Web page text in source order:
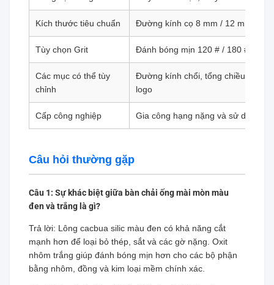
Kích thước tiêu chuẩn Đường kính cọ 8 mm / 12 mm /
Tùy chọn Grit Đánh bóng mịn 120 # / 180 # /
Các mục có thể tùy
chỉnh
Đường kính chổi, tổng chiều dài,
logo
Cấp công nghiệp Gia công hạng nặng và sử dụng
Câu hỏi thường gặp
Câu 1: Sự khác biệt giữa bàn chải ống mài mòn màu
đen và trắng là gì?
Trả lời: Lông cacbua silic màu đen có khả năng cắt
mạnh hơn để loại bỏ thép, sắt và các gờ nặng. Oxit
nhôm trắng giúp đánh bóng mịn hơn cho các bộ phận
bằng nhôm, đồng và kim loại mềm chính xác.